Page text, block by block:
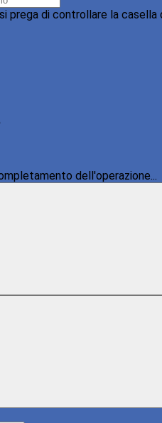
si prega di controllare la
dell'operazione...